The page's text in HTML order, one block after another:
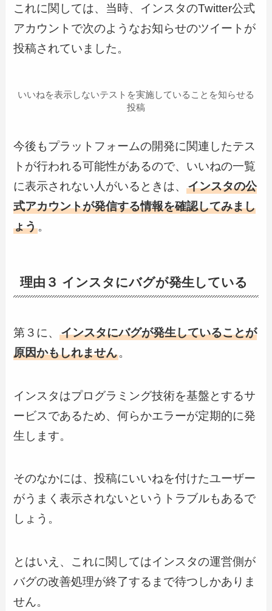
これに関しては、当時、インスタのTwitter公式
アカウントで次のようなお知らせのツイートが
投稿されていました。
いいねを表示しないテストを実施していることを知らせる
投稿
今後もプラットフォームの開発に関連したテス
トが行われる可能性があるので、いいねの一覧
に表示されない人がいるときは、インスタの公
式アカウントが発信する情報を確認してみまし
ょう。
理由３ インスタにバグが発生している
第３に、インスタにバグが発生していることが
原因かもしれません。
インスタはプログラミング技術を基盤とするサ
ービスであるため、何らかエラーが定期的に発
生します。
そのなかには、投稿にいいねを付けたユーザー
がうまく表示されないというトラブルもあるで
しょう。
とはいえ、これに関してはインスタの運営側が
バグの改善処理が終了するまで待つしかありま
せん。